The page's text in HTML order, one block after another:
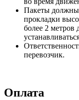
Пакеты
прокладки
более 2 метров
перевозчик.
Оплата